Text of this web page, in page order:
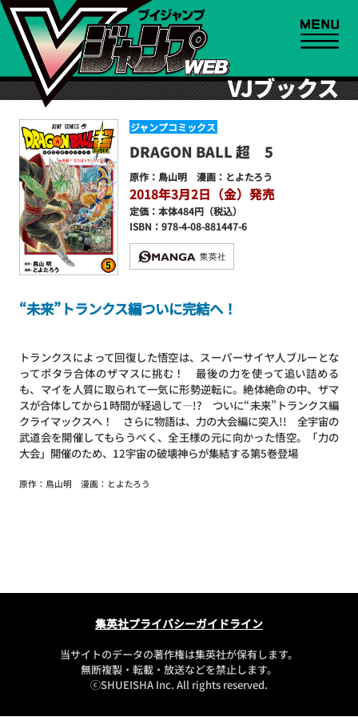
VJブックス
ジャンプコミックス
DRAGON BALL 超 5
原作：鳥山明 漫画：とよたろう
2018年3月2日（金）発売
定価：本体484円（税込）
ISBN：978-4-08-881447-6
“未来”トランクス編ついに完結へ！
トランクスによって回復した悟空は、スーパーサイヤ人ブルーとな
ってポタラ合体のザマスに挑む！ 最後の力を使って追い詰める
も、マイを人質に取られて一気に形勢逆転に。絶体絶命の中、ザマ
スが合体してから1時間が経過して―!? ついに“未来”トランクス編
クライマックスへ！ さらに物語は、力の大会編に突入!! 全宇宙の
武道会を開催してもらうべく、全王様の元に向かった悟空。「力の
大会」開催のため、12宇宙の破壊神らが集結する第5巻登場
原作：鳥山明 漫画：とよたろう
集英社プライバシーガイドライン
当サイトのデータの著作権は集英社が保有します。
無断複製・転載・放送などを禁止します。
ⓒSHUEISHA Inc. All rights reserved.